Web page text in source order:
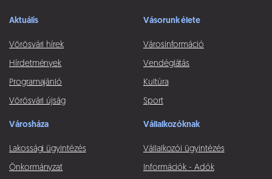
Aktuális
Vörösvári hírek
Hírdetmények
Programajánló
Vörösvári újság
Vásorunk élete
Városinformáció
Vendéglátás
Kultúra
Sport
Városháza
Lakossági ügyintézés
Önkormányzat
Vállalkozóknak
Vállalkozói ügyintézés
Információk - Adók